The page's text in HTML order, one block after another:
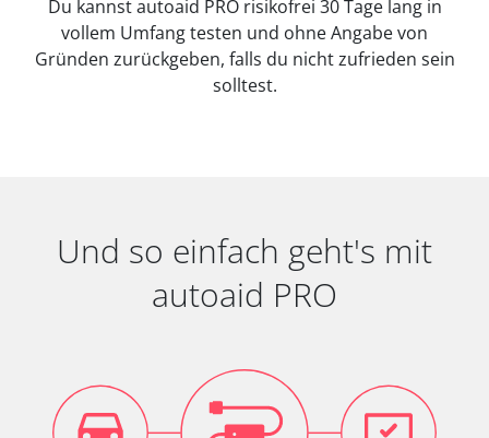
Du kannst autoaid PRO risikofrei 30 Tage lang in
vollem Umfang testen und ohne Angabe von
Gründen zurückgeben, falls du nicht zufrieden sein
solltest.
Und so einfach geht's mit
autoaid PRO